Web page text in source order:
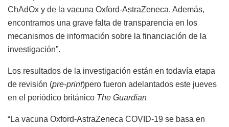
ChAdOx y de la vacuna Oxford-AstraZeneca. Además,
encontramos una grave falta de transparencia en los
mecanismos de información sobre la financiación de la
investigación”.
Los resultados de la investigación están en todavía etapa
de revisión (pre-print)pero fueron adelantados este jueves
en el periódico británico The Guardian
“La vacuna Oxford-AstraZeneca COVID-19 se basa en